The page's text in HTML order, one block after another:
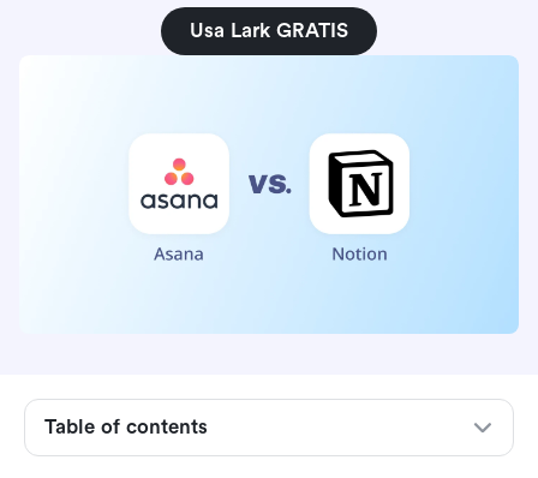
Usa Lark GRATIS
Table of contents
Notion vs. Asana en resumen
¿Cuál tiene las mejores integraciones?